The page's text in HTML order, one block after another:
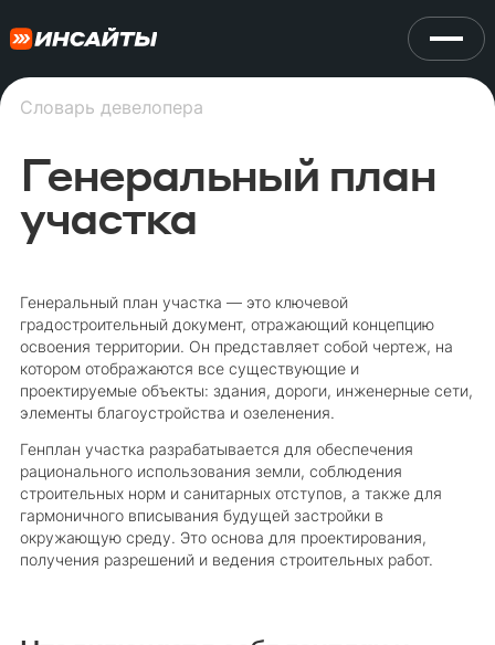
Словарь девелопера
Генеральный план
участка
Генеральный план участка — это ключевой
градостроительный документ, отражающий концепцию
освоения территории. Он представляет собой чертеж, на
котором отображаются все существующие и
проектируемые объекты: здания, дороги, инженерные сети,
элементы благоустройства и озеленения.
Генплан участка разрабатывается для обеспечения
рационального использования земли, соблюдения
строительных норм и санитарных отступов, а также для
гармоничного вписывания будущей застройки в
окружающую среду. Это основа для проектирования,
получения разрешений и ведения строительных работ.